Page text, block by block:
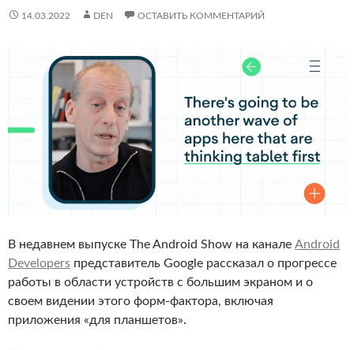
14.03.2022 DEN ОСТАВИТЬ КОММЕНТАРИЙ
В недавнем выпуске The Android Show на канале Android
Developers представитель Google рассказал о прогрессе
работы в области устройств с большим экраном и о
своем видении этого форм-фактора, включая
приложения «для планшетов».